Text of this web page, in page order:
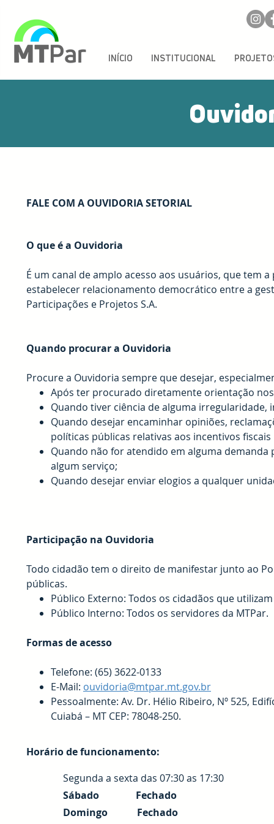
INÍCIO INSTITUCIONAL
FALE COM A OUVIDORIA SETORIAL
O que é a Ouvidoria
É um canal de amplo acesso aos usuários, que tem
estabelecer relacionamento democrático entre a
Participações e Projetos S.A.
Quando procurar a Ouvidoria
Procure a Ouvidoria sempre que desejar,
Após ter procurado diretamente orientação
Quando tiver ciência de alguma
Quando desejar encaminhar opiniões,
políticas públicas relativas aos incentivos
Quando não for atendido em alguma
algum serviço;
Quando desejar enviar elogios a qualquer
Participação na Ouvidoria
Todo cidadão tem o direito de manifestar junto ao
públicas.
Público Externo: Todos os cidadãos que
Público Interno: Todos os servidores da MTPar.
Formas de acesso
Telefone: (65) 3622-0133
E-Mail: ouvidoria@mtpar.mt.gov.br
Pessoalmente: Av. Dr. Hélio Ribeiro, Nº 525,
Cuiabá – MT CEP: 78048-250.
Horário de funcionamento:
Segunda a sexta das 07:30 as 17:30
Sábado Fechado
Domingo Fechado